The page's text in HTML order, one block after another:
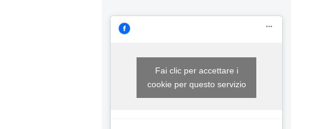
Fai clic per accettare i
cookie per questo servizio